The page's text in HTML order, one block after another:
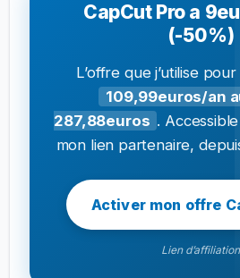
CapCut Pro a
(-50%)
L’offre que j’utilise
109,99euros/an
287,88euros .
mon lien partenaire,
Activer mon offre
Lien d’affiliation